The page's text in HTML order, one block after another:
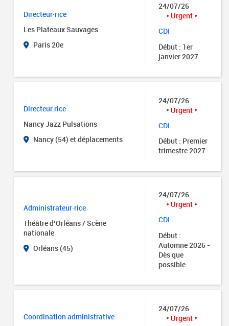
Directeur·rice
Les Plateaux Sauvages
Paris 20e
24/07/26
Urgent
CDI
Début : 1er
janvier 2027
Directeur.rice
Nancy Jazz Pulsations
Nancy (54) et déplacements
24/07/26
Urgent
CDI
Début : Premier
trimestre 2027
Administrateur·rice
Théâtre d’Orléans / Scène
nationale
Orléans (45)
24/07/26
Urgent
CDI
Début :
Automne 2026 -
Dès que
possible
Coordination administrative
24/07/26
Urgent